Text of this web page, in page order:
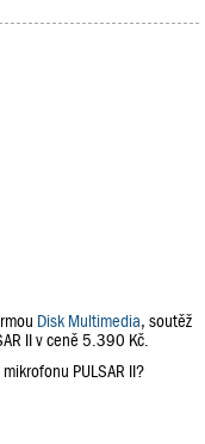
Disk Multimedia, soutěž
II v ceně 5.390 Kč.
PULSAR II?